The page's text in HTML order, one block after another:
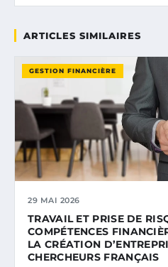
ARTICLES SIMILAIRES
GESTION FINANCIÈRE
29 MAI 2026
TRAVAIL ET PRISE DE
COMPÉTENCES
LA CRÉATION
CHERCHEURS FRANÇAIS